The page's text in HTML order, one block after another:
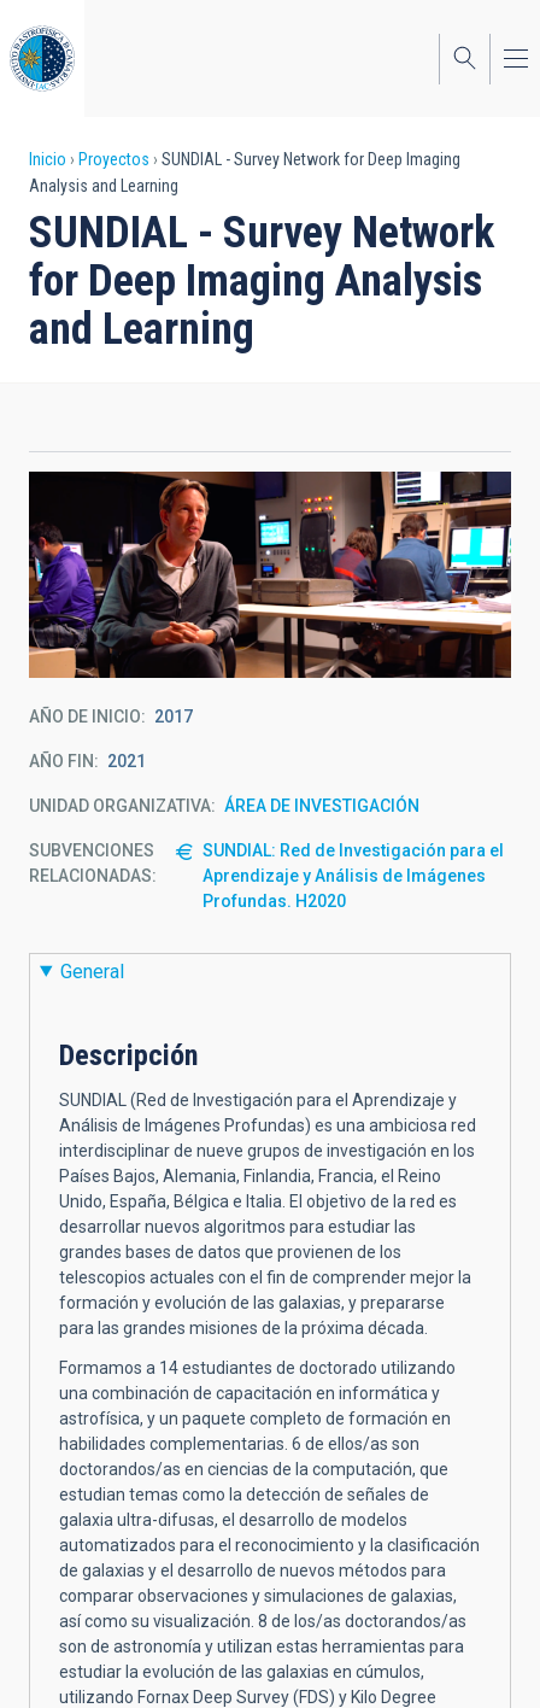
al
contenido
principal
Sobrescribir
enlaces
de
ayuda
a
Inicio Proyectos
SUNDIAL - Survey Network for Deep Imaging
Analysis and Learning
SUNDIAL - Survey Network
for Deep Imaging Analysis
and Learning
AÑO DE INICIO 2017
AÑO FIN 2021
UNIDAD ORGANIZATIVA ÁREA DE INVESTIGACIÓN
SUBVENCIONES
RELACIONADAS:
SUNDIAL: Red de Investigación para el
Aprendizaje y Análisis de Imágenes
Profundas. H2020
General
Descripción
SUNDIAL (Red de Investigación para el Aprendizaje y
Análisis de Imágenes Profundas) es una ambiciosa red
interdisciplinar de nueve grupos de investigación en los
Países Bajos, Alemania, Finlandia, Francia, el Reino
Unido, España, Bélgica e Italia. El objetivo de la red es
desarrollar nuevos algoritmos para estudiar las
grandes bases de datos que provienen de los
telescopios actuales con el fin de comprender mejor la
formación y evolución de las galaxias, y prepararse
para las grandes misiones de la próxima década.
Formamos a 14 estudiantes de doctorado utilizando
una combinación de capacitación en informática y
astrofísica, y un paquete completo de formación en
habilidades complementarias. 6 de ellos/as son
doctorandos/as en ciencias de la computación, que
estudian temas como la detección de señales de
galaxia ultra-difusas, el desarrollo de modelos
automatizados para el reconocimiento y la clasificación
de galaxias y el desarrollo de nuevos métodos para
comparar observaciones y simulaciones de galaxias,
así como su visualización. 8 de los/as doctorandos/as
son de astronomía y utilizan estas herramientas para
estudiar la evolución de las galaxias en cúmulos,
utilizando Fornax Deep Survey (FDS) y Kilo Degree